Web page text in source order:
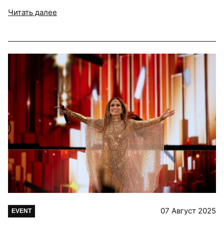
Читать далее
EVENT 07 Август 2025